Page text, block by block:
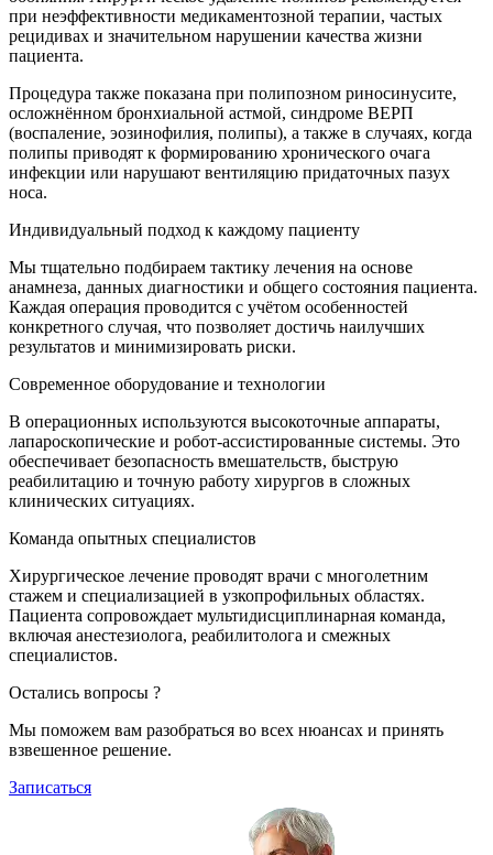
при неэффективности медикаментозной терапии, частых
рецидивах и значительном нарушении качества жизни
пациента.
Процедура также показана при полипозном риносинусите,
осложнённом бронхиальной астмой, синдроме ВЕРП
(воспаление, эозинофилия, полипы), а также в случаях, когда
полипы приводят к формированию хронического очага
инфекции или нарушают вентиляцию придаточных пазух
носа.
Индивидуальный подход к каждому пациенту
Мы тщательно подбираем тактику лечения на основе
анамнеза, данных диагностики и общего состояния пациента.
Каждая операция проводится с учётом особенностей
конкретного случая, что позволяет достичь наилучших
результатов и минимизировать риски.
Современное оборудование и технологии
В операционных используются высокоточные аппараты,
лапароскопические и робот-ассистированные системы. Это
обеспечивает безопасность вмешательств, быструю
реабилитацию и точную работу хирургов в сложных
клинических ситуациях.
Команда опытных специалистов
Хирургическое лечение проводят врачи с многолетним
стажем и специализацией в узкопрофильных областях.
Пациента сопровождает мультидисциплинарная команда,
включая анестезиолога, реабилитолога и смежных
специалистов.
Остались вопросы ?
Мы поможем вам разобраться во всех нюансах и принять
взвешенное решение.
Записаться